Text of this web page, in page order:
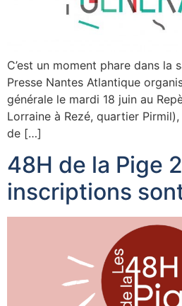
C’est un moment phare dans la
Presse Nantes Atlantique
générale le mardi 18 juin au
Lorraine à Rezé, quartier
de […]
48H de la Pige
inscriptions